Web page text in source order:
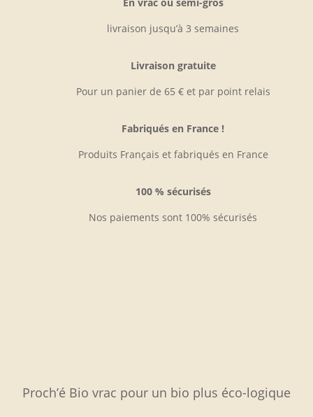
En vrac ou semi-gros
livraison jusqu’à 3 semaines
Livraison gratuite
Pour un panier de 65 € et par point relais
Fabriqués en France !
Produits Français et fabriqués en France
100 % sécurisés
Nos paiements sont 100% sécurisés
Proch’é Bio vrac pour un bio plus éco-logique